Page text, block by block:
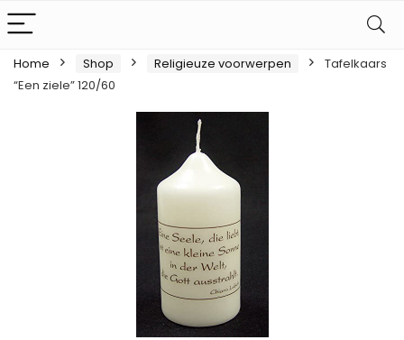
Home Shop Religieuze voorwerpen
Tafelkaars
“Een ziele” 120/60